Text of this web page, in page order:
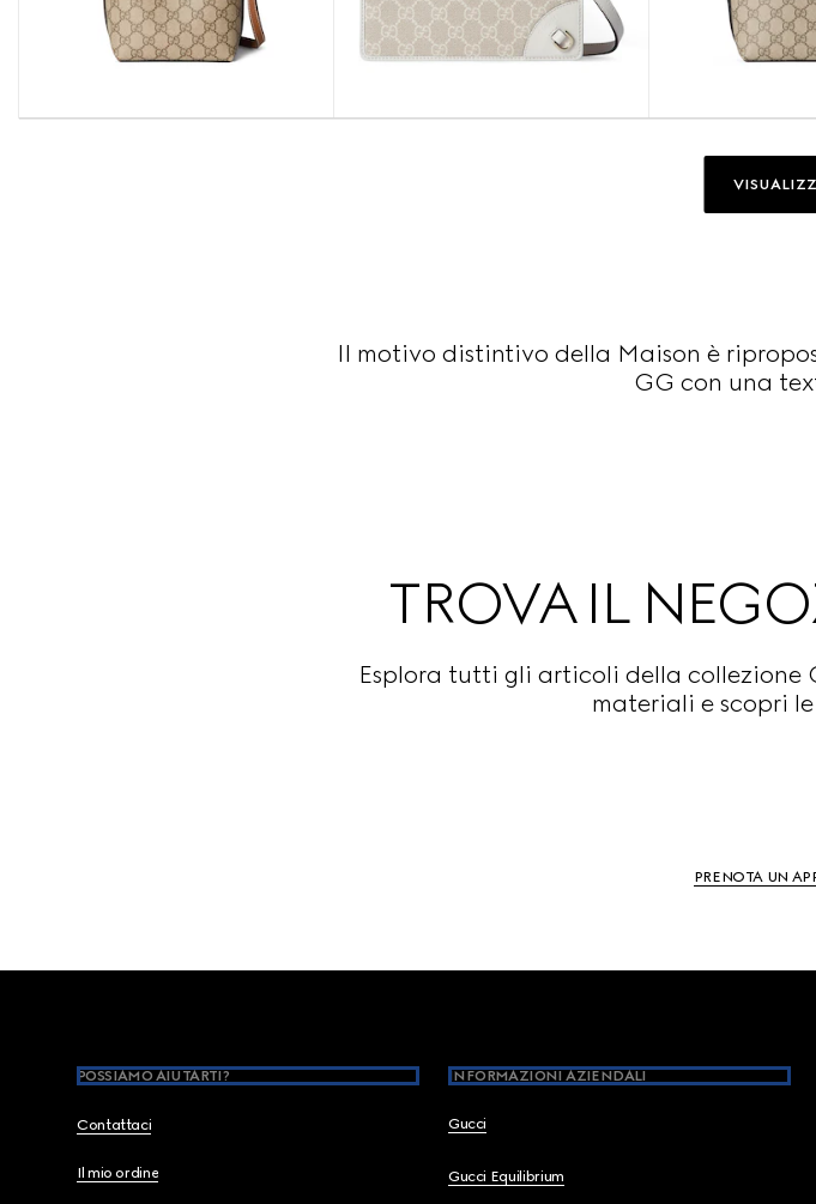
Il motivo distintivo della Maison è
GG con una
TROVA IL
Esplora tutti gli articoli della collezione
materiali e scopri
PRENOTA UN
POSSIAMO AIUTARTI?
Contattaci
Il mio ordine
INFORMAZIONI AZIENDALI
Gucci
Gucci Equilibrium